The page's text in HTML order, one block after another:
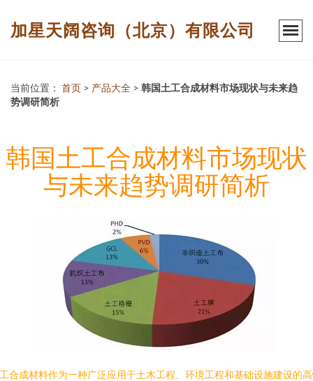
加星天阔咨询（北京）有限公司
当前位置： 首页 > 产品大全 > 韩国土工合成材料市场现状与未来趋
势调研简析
韩国土工合成材料市场现状
与未来趋势调研简析
合成材料作为一种广泛应用于土木工程、环境工程和基础设施建设的